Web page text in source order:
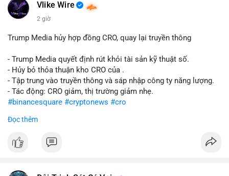
📰 Nguồn: CoinDesk
Vlike Wire
2 giờ
Trump Media hủy hợp đồng CRO, quay lại truyền thông
- Trump Media quyết định rút khỏi tài sản kỹ thuật số.
- Hủy bỏ thỏa thuận kho CRO của .
- Tập trung vào truyền thông và sáp nhập công ty năng lượng.
- Tác động: CRO giảm, thị trường giảm nhẹ.
#binancesquare #cryptonews #cro
$cro
#vlikevn #titanbot
Đọc thêm